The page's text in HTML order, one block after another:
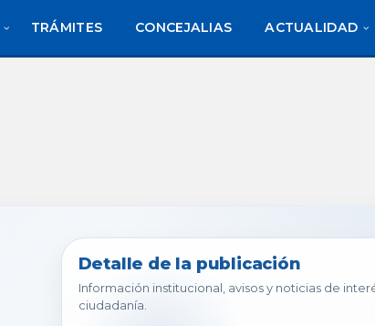
TRÁMITES CONCEJALIAS ACTUALIDAD
Detalle de la publicación
Información institucional, avisos y noticias de
ciudadanía.